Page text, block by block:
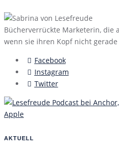
Bücherverrückte Marketerin, die
wenn sie ihren Kopf nicht
Facebook
Instagram
Twitter
AKTUELL